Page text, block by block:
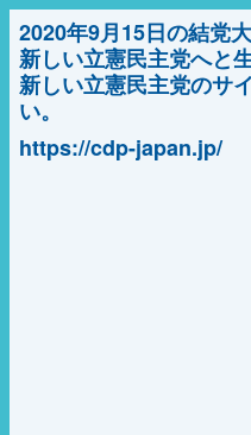
2020年9月15日の結党大
新しい立憲民主党へと
新しい立憲民主党のサ
い。
https://cdp-japan.jp/